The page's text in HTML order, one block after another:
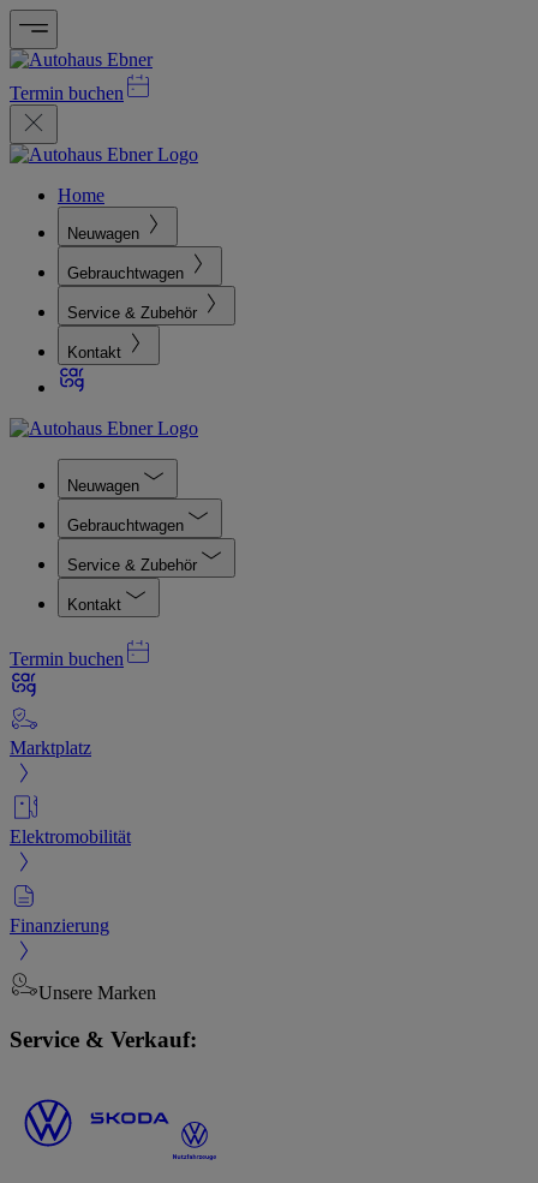
Termin buchen
Home
Neuwagen
Gebrauchtwagen
Service & Zubehör
Kontakt
Neuwagen
Gebrauchtwagen
Service & Zubehör
Kontakt
Termin buchen
Marktplatz
Elektromobilität
Finanzierung
Unsere Marken
Service & Verkauf: